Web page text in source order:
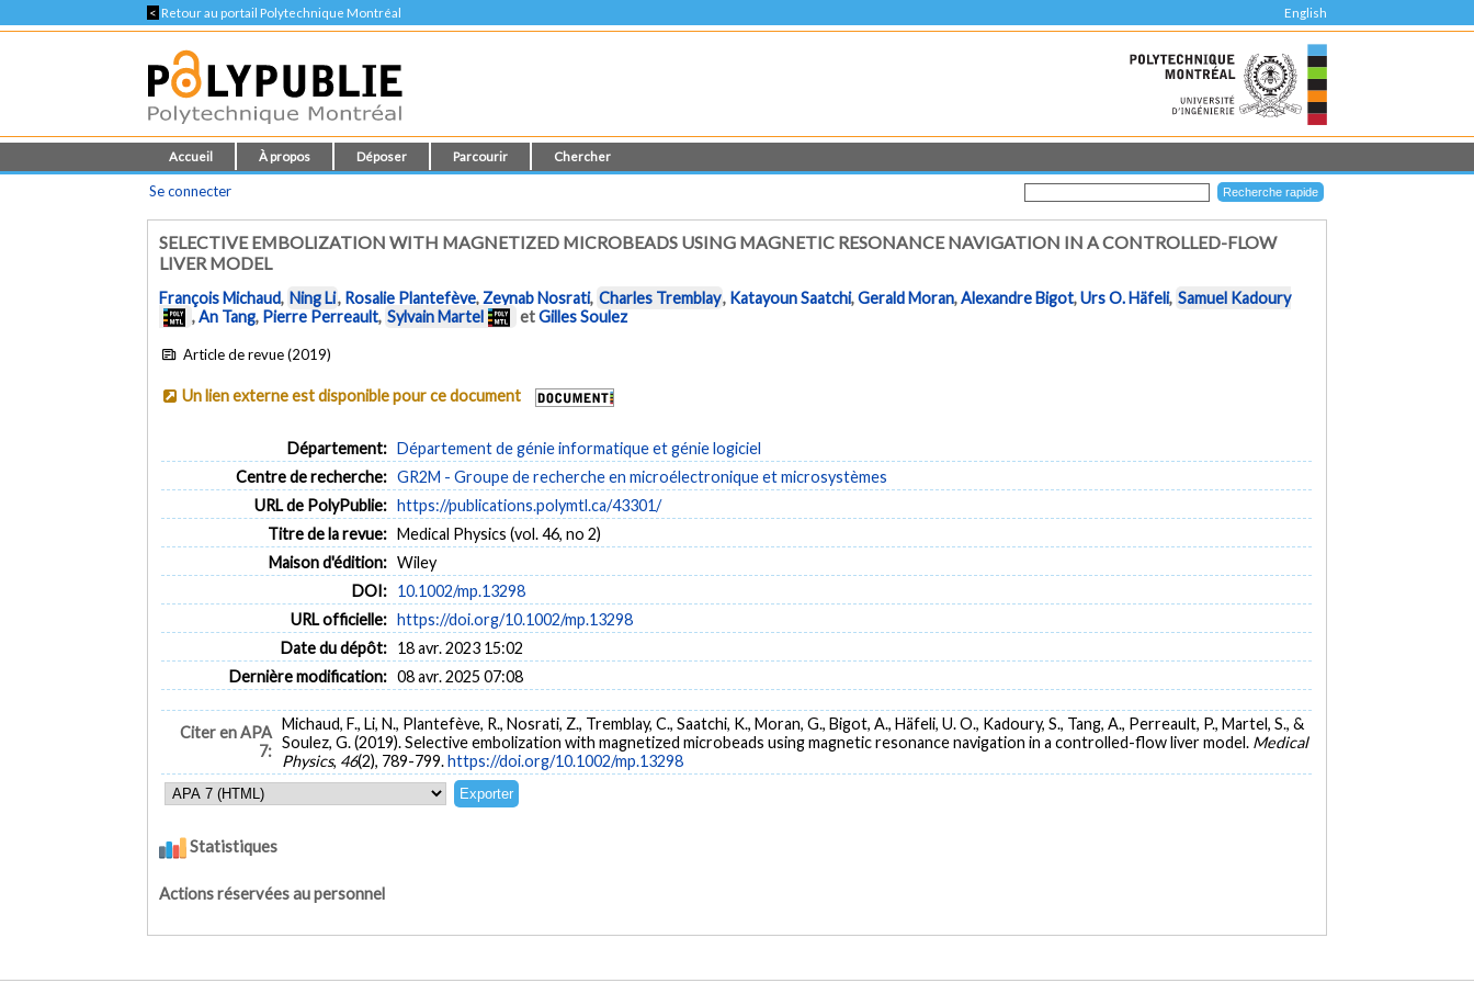
< Retour au portail Polytechnique Montréal English
Accueil À propos Déposer Parcourir Chercher
Se connecter
SELECTIVE EMBOLIZATION WITH MAGNETIZED MICROBEADS USING MAGNETIC RESONANCE NAVIGATION IN A CONTROLLED-FLOW
LIVER MODEL
François Michaud, Ning Li, Rosalie Plantefève, Zeynab Nosrati, Charles Tremblay, Katayoun Saatchi,Gerald Moran,Alexandre Bigot,Urs O. Häfeli, Samuel Kadoury
,An Tang, Pierre Perreault, Sylvain Martel etGilles Soulez
Article de revue (2019)
Un lien externe est disponible pour ce document
Département: Département de génie informatique et génie logiciel
Centre de recherche: GR2M - Groupe de recherche en microélectronique et microsystèmes
URL de PolyPublie: https://publications.polymtl.ca/43301/
Titre de la revue: Medical Physics (vol. 46, no 2)
Maison d'édition: Wiley
DOI: 10.1002/mp.13298
URL officielle: https://doi.org/10.1002/mp.13298
Date du dépôt: 18 avr. 2023 15:02
Dernière modification: 08 avr. 2025 07:08
Citer en APA
7:
Michaud, F., Li, N., Plantefève, R., Nosrati, Z., Tremblay, C., Saatchi, K., Moran, G., Bigot, A., Häfeli, U. O., Kadoury, S., Tang, A., Perreault, P., Martel, S., &
Soulez, G. (2019). Selective embolization with magnetized microbeads using magnetic resonance navigation in a controlled-flow liver model. Medical
Physics, 46(2), 789-799.https://doi.org/10.1002/mp.13298
Statistiques
Actions réservées au personnel